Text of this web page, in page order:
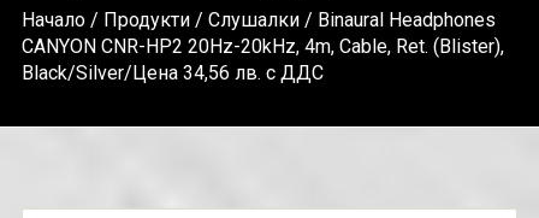
Начало/ Продукти/ Слушалки/ Binaural Headphones
CANYON CNR-HP2 20Hz-20kHz, 4m, Cable, Ret. (Blister),
Black/Silver/Цена 34,56 лв. с ДДС